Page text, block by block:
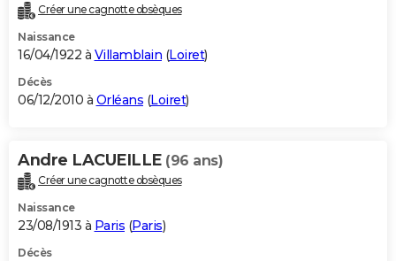
Créer une cagnotte obsèques
Naissance
16/04/1922 à Villamblain (Loiret)
Décès
06/12/2010 à Orléans (Loiret)
Andre LACUEILLE (96 ans)
Créer une cagnotte obsèques
Naissance
23/08/1913 à Paris (Paris)
Décès